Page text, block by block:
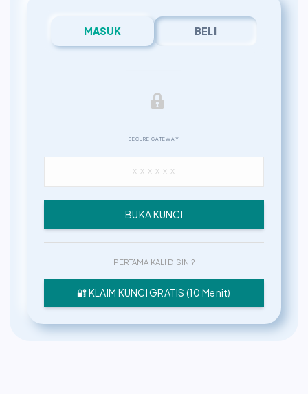
MASUK BELI
SECURE GATEWAY
BUKA KUNCI
PERTAMA KALI DISINI?
🔐 KLAIM KUNCI GRATIS (10 Menit)